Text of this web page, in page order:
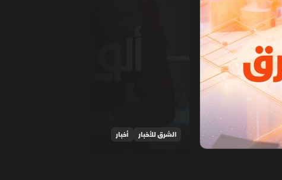
الشرق للأخبار أخبار